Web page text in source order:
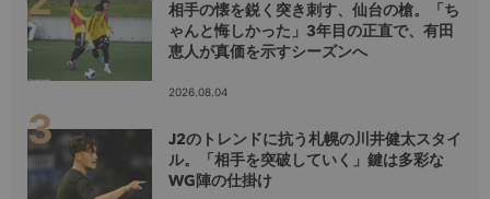
相手の懐を鋭く突き刺す、仙台の槍。「ち
ゃんと悔しかった」3年目の正直で、有田
恵人が真価を示すシーズンへ
2026.08.04
J2のトレンドに抗う札幌の川井健太スタイ
ル。「相手を突破していく」鍵は多彩な
WG陣の仕掛け